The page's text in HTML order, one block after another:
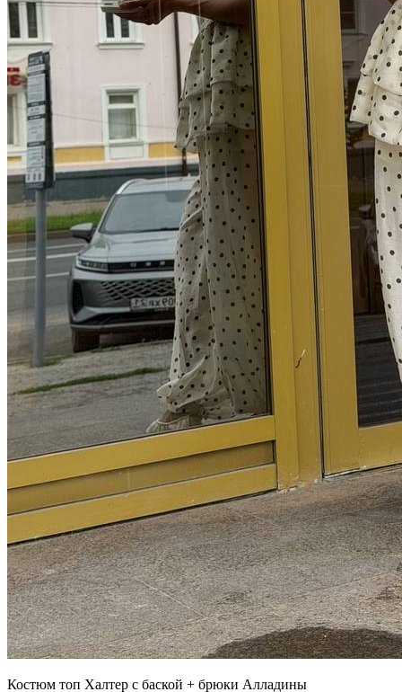
Костюм топ Халтер с баской + брюки Алладины